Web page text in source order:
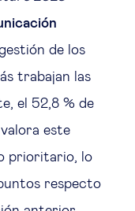
de los
trabajan las
el 52,8 % de
este
prioritario, lo
respecto